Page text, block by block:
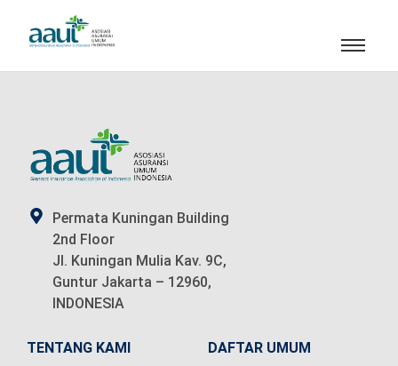
Permata Kuningan Building
2nd Floor
Jl. Kuningan Mulia Kav. 9C,
Guntur Jakarta – 12960,
INDONESIA
TENTANG KAMI DAFTAR UMUM